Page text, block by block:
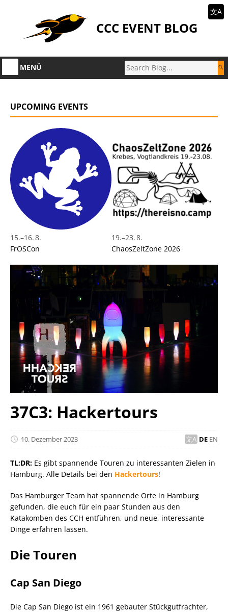
CCC EVENT BLOG
文A
MENÜ
UPCOMING EVENTS
15.–16. 8.
FrOSCon
19.–23. 8.
ChaosZeltZone 2026
37C3: Hackertours
10. Dezember 2023 DE EN
TL;DR: Es gibt spannende Touren zu interessanten Zielen in
Hamburg. Alle Details bei den Hackertours!
Das Hamburger Team hat spannende Orte in Hamburg
gefunden, die euch für ein paar Stunden aus den
Katakomben des CCH entführen, und neue, interessante
Dinge erfahren lassen.
Die Touren
Cap San Diego
Die Cap San Diego ist ein 1961 gebauter Stückgutfrachter,